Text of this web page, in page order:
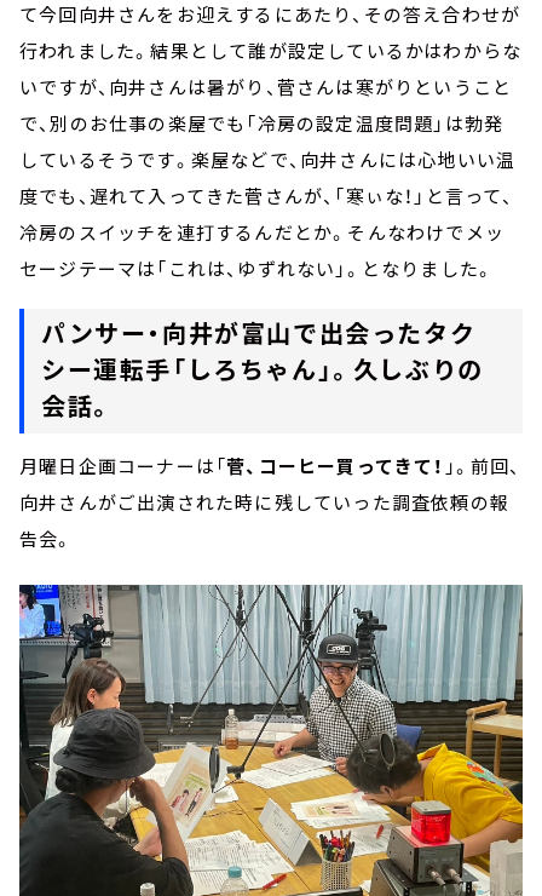
て今回向井さんをお迎えするにあたり、その答え合わせが
行われました。結果として誰が設定しているかはわからな
いですが、向井さんは暑がり、菅さんは寒がりということ
で、別のお仕事の楽屋でも「冷房の設定温度問題」は勃発
しているそうです。楽屋などで、向井さんには心地いい温
度でも、遅れて入ってきた菅さんが、「寒ぃな！」と言って、
冷房のスイッチを連打するんだとか。そんなわけでメッ
セージテーマは「これは、ゆずれない」。となりました。
パンサー・向井が富山で出会ったタク
シー運転手「しろちゃん」。久しぶりの
会話。
月曜日企画コーナーは「菅、コーヒー買ってきて！ 」。前回、
向井さんがご出演された時に残していった調査依頼の報
告会。